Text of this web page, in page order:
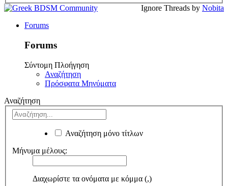
Ignore Threads by Nobita
Forums
Forums
Σύντομη Πλοήγηση
Αναζήτηση
Πρόσφατα Μηνύματα
Αναζήτηση
Αναζήτηση μόνο τίτλων
Μήνυμα μέλους:
Διαχωρίστε τα ονόματα με κόμμα (,)